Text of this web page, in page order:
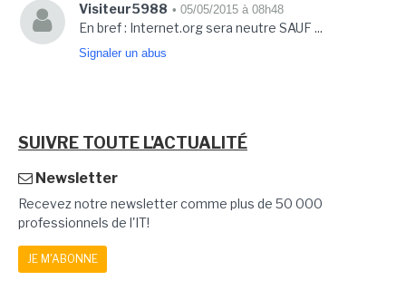
Visiteur5988 • 05/05/2015 à 08h48
En bref : Internet.org sera neutre SAUF ...
Signaler un abus
SUIVRE TOUTE L'ACTUALITÉ
Newsletter
Recevez notre newsletter comme plus de 50 000
professionnels de l'IT!
JE M'ABONNE